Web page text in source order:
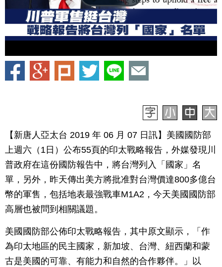
【新唐人亞太台 2019 年 06 月 07 日訊】美國國防部
上週六（1日）公布55頁的印太戰略報告，外媒發現川
普政府在這份國防報告中，將台灣列入「國家」名
單，另外，昨天傳出美方將批准對台灣價達800多億台
幣的軍售，包括地表最強戰車M1A2，今天美國國防部
高層也被問到相關議題。
美國國防部公佈印太戰略報告，其中原文顯示，「作
為印太地區的民主國家，新加坡、台灣、紐西蘭和蒙
古是美國的可靠、有能力和自然的合作夥伴。」以